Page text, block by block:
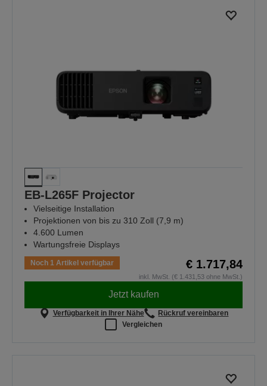
EB-L265F Projector
Vielseitige Installation
Projektionen von bis zu 310 Zoll (7,9 m)
4.600 Lumen
Wartungsfreie Displays
Noch 1 Artikel verfügbar € 1.717,84
inkl. MwSt. (€ 1.431,53 ohne MwSt.)
Jetzt kaufen
Verfügbarkeit in Ihrer Nähe
Rückruf vereinbaren
Vergleichen